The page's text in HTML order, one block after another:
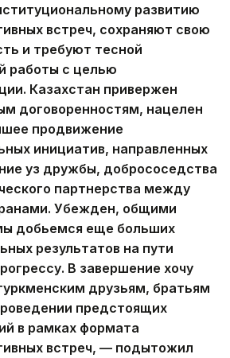
развитию
встреч, сохраняют свою
и требуют тесной
работы с целью
Казахстан привержен
договоренностям, нацелен
продвижение
инициатив, направленных
уз дружбы, добрососедства
партнерства между
Убежден, общими
добьемся еще больших
результатов на пути
В завершение хочу
друзьям, братьям
предстоящих
в рамках формата
встреч, — подытожил